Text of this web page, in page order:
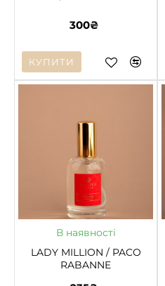
300₴
КУПИТИ
ГАРЯЧЕ
В наявності
LADY MILLION / PACO
RABANNE